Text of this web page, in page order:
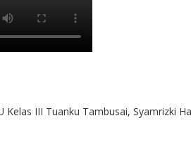
Kelas III Tuanku Tambusai, Syamrizki